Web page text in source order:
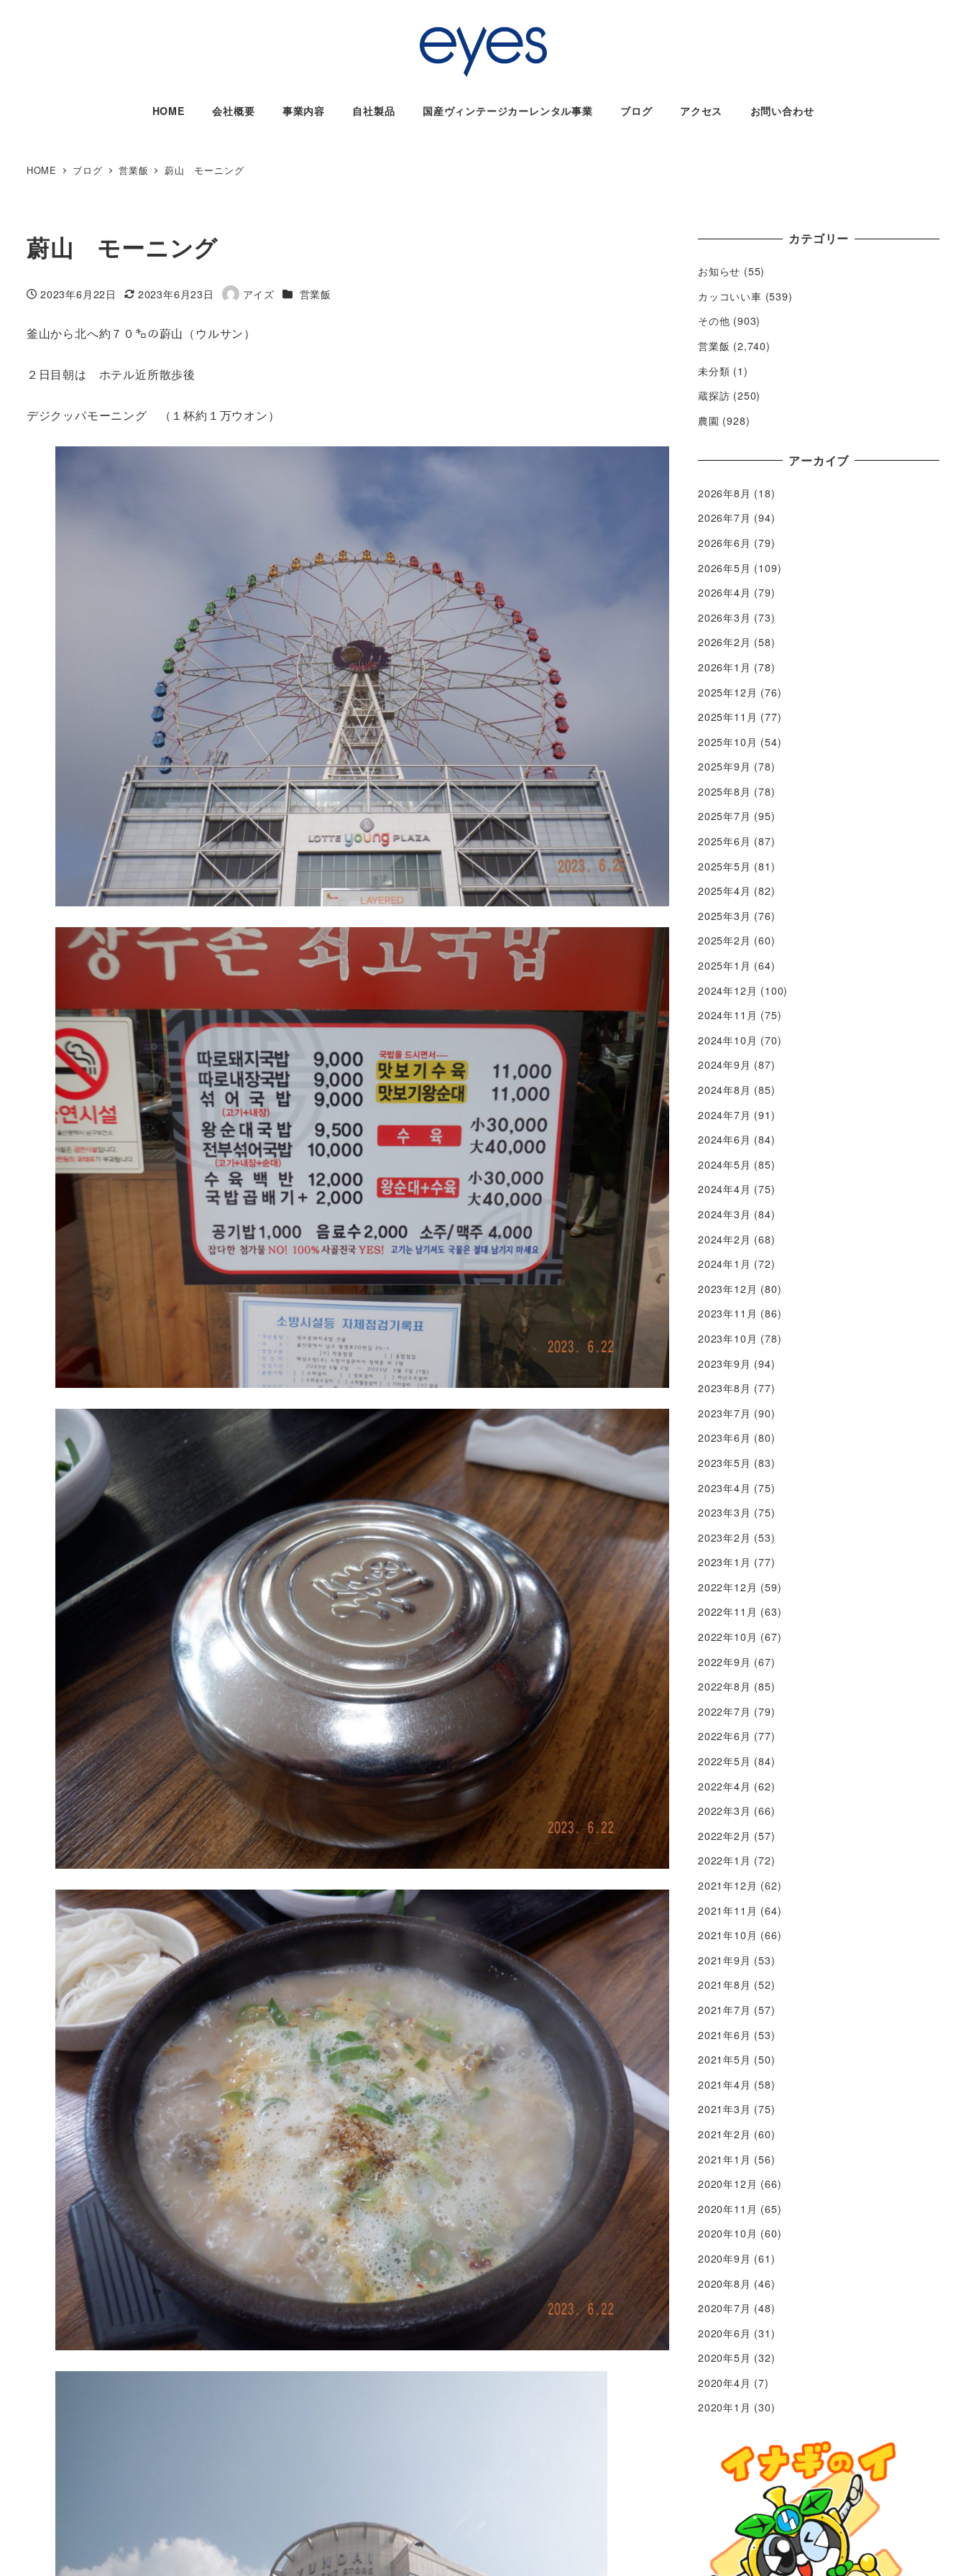
HOME 会社概要 事業内容 自社製品 国産ヴィンテージカーレンタル事業 ブログ アクセス お問い合わせ
HOME ブログ 営業飯 蔚山 モーニング
蔚山 モーニング
投稿日
2023年6月22日
更新日
2023年6月23日
著
アイズ カテゴリー
営業飯
釜山から北へ約７０㌔の蔚山（ウルサン）
２日目朝は ホテル近所散歩後
デジクッパモーニング （１杯約１万ウオン）
カテゴリー
お知らせ (55)
カッコいい車 (539)
その他 (903)
営業飯 (2,740)
未分類 (1)
蔵探訪 (250)
農園 (928)
アーカイブ
2026年8月 (18)
2026年7月 (94)
2026年6月 (79)
2026年5月 (109)
2026年4月 (79)
2026年3月 (73)
2026年2月 (58)
2026年1月 (78)
2025年12月 (76)
2025年11月 (77)
2025年10月 (54)
2025年9月 (78)
2025年8月 (78)
2025年7月 (95)
2025年6月 (87)
2025年5月 (81)
2025年4月 (82)
2025年3月 (76)
2025年2月 (60)
2025年1月 (64)
2024年12月 (100)
2024年11月 (75)
2024年10月 (70)
2024年9月 (87)
2024年8月 (85)
2024年7月 (91)
2024年6月 (84)
2024年5月 (85)
2024年4月 (75)
2024年3月 (84)
2024年2月 (68)
2024年1月 (72)
2023年12月 (80)
2023年11月 (86)
2023年10月 (78)
2023年9月 (94)
2023年8月 (77)
2023年7月 (90)
2023年6月 (80)
2023年5月 (83)
2023年4月 (75)
2023年3月 (75)
2023年2月 (53)
2023年1月 (77)
2022年12月 (59)
2022年11月 (63)
2022年10月 (67)
2022年9月 (67)
2022年8月 (85)
2022年7月 (79)
2022年6月 (77)
2022年5月 (84)
2022年4月 (62)
2022年3月 (66)
2022年2月 (57)
2022年1月 (72)
2021年12月 (62)
2021年11月 (64)
2021年10月 (66)
2021年9月 (53)
2021年8月 (52)
2021年7月 (57)
2021年6月 (53)
2021年5月 (50)
2021年4月 (58)
2021年3月 (75)
2021年2月 (60)
2021年1月 (56)
2020年12月 (66)
2020年11月 (65)
2020年10月 (60)
2020年9月 (61)
2020年8月 (46)
2020年7月 (48)
2020年6月 (31)
2020年5月 (32)
2020年4月 (7)
2020年1月 (30)